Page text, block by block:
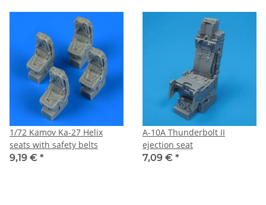
1/72 Kamov Ka-27 Helix
seats with safety belts
9,19 € *
A-10A Thunderbolt II
ejection seat
7,09 € *